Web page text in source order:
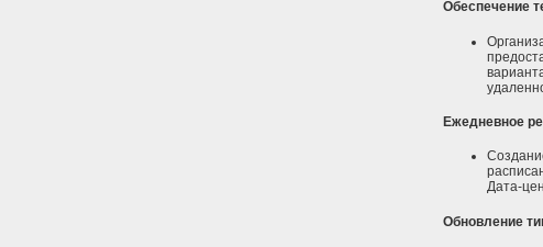
Обеспечение
Ежедневное
Дата-
Обновление